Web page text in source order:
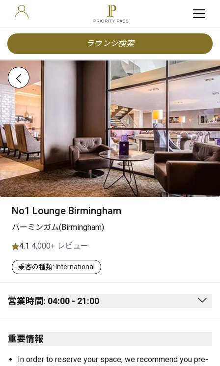
ラウンジ検索
No1 Lounge Birmingham
バーミンガム(Birmingham)
4.1 4,000+ レビュー
乗客の種類: International
営業時間: 04:00 - 21:00
Monday 04:00 - 21:00
Tuesday
Wednesday 04:00 - 21:00
重要情報
In order to reserve your space, we recommend you pre-